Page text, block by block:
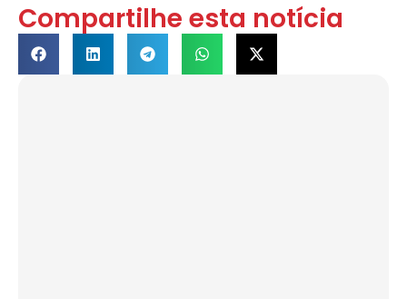
Compartilhe esta notícia